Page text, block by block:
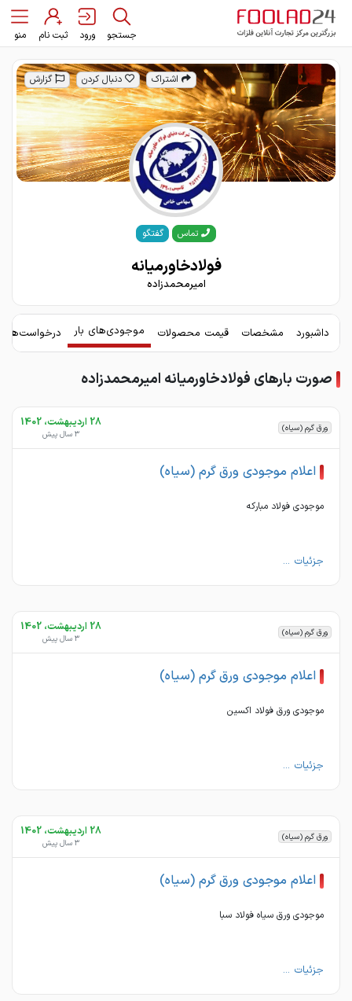
جستجو ورود ثبت نام منو
اشتراک دنبال کردن گزارش
تماس گفتگو
فولادخاورمیانه
امیرمحمدزاده
داشبورد مشخصات قیمت محصولات موجودی‌های بار
صورت بارهای فولادخاورمیانه امیرمحمدزاده
ورق گرم (سیاه) 28 اردیبهشت، 1402
3 سال پیش
اعلام موجودی ورق گرم (سیاه)
موجودی فولاد مبارکه
جزئیات ...
ورق گرم (سیاه) 28 اردیبهشت، 1402
3 سال پیش
اعلام موجودی ورق گرم (سیاه)
موجودی ورق فولاد اکسین
جزئیات ...
ورق گرم (سیاه) 28 اردیبهشت، 1402
3 سال پیش
اعلام موجودی ورق گرم (سیاه)
موجودی ورق سیاه فولاد سبا
جزئیات ...